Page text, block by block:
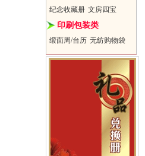
纪念收藏册 文房四宝
印刷包装类
缎面周/台历 无纺购物袋